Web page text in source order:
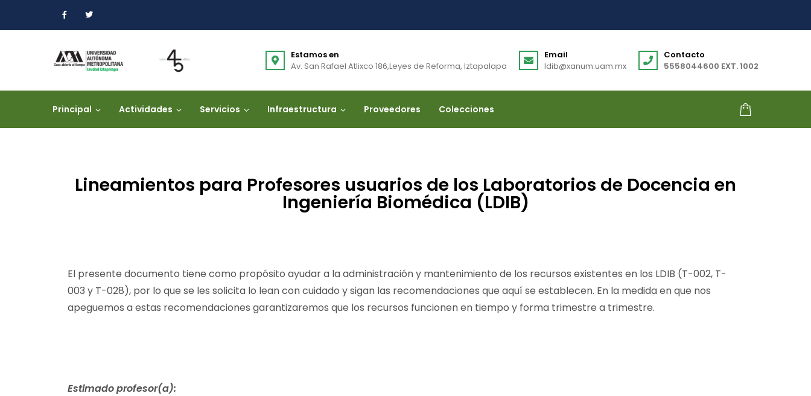
Estamos en
Av. San Rafael Atlixco 186,Leyes de Reforma, Iztapalapa
Email
ldib@xanum.uam.mx
Contacto
5558044600 EXT. 1002
Principal Actividades Servicios Infraestructura Proveedores Colecciones
Lineamientos para Profesores usuarios de los Laboratorios de Docencia en
Ingeniería Biomédica (LDIB)
El presente documento tiene como propósito ayudar a la administración y mantenimiento de los recursos existentes en los LDIB (T-002, T-
003 y T-028), por lo que se les solicita lo lean con cuidado y sigan las recomendaciones que aquí se establecen. En la medida en que nos
apeguemos a estas recomendaciones garantizaremos que los recursos funcionen en tiempo y forma trimestre a trimestre.
Estimado profesor(a):